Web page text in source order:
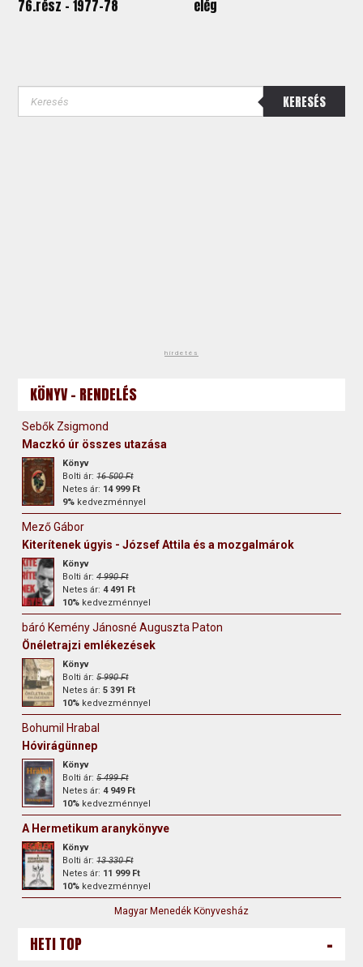
76.rész – 1977-78 elég
KERESÉS
hirdetés
KÖNYV - RENDELÉS
Sebők Zsigmond
Maczkó úr összes utazása
Könyv
Bolti ár:16 500 Ft
Netes ár: 14 999 Ft
9% kedvezménnyel
Mező Gábor
Kiterítenek úgyis - József Attila és a mozgalmárok
Könyv
Bolti ár:4 990 Ft
Netes ár:4 491 Ft
10% kedvezménnyel
báró Kemény Jánosné Auguszta Paton
Önéletrajzi emlékezések
Könyv
Bolti ár:5 990 Ft
Netes ár:5 391 Ft
10% kedvezménnyel
Bohumil Hrabal
Hóvirágünnep
Könyv
Bolti ár:5 499 Ft
Netes ár:4 949 Ft
10% kedvezménnyel
A Hermetikum aranykönyve
Könyv
Bolti ár:13 330 Ft
Netes ár: 11 999 Ft
10% kedvezménnyel
Magyar Menedék Könyvesház
HETI TOP -